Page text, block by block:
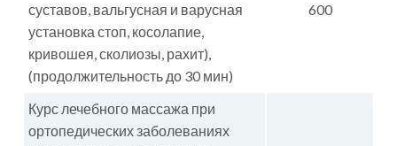
суставов, вальгусная и варусная
установка стоп, косолапие,
кривошея, сколиозы, рахит),
(продолжительность до 30 мин)
600
Курс лечебного массажа при
ортопедических заболеваниях